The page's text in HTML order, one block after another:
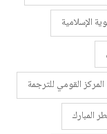
الإسلامية
المركز القومي للترجمة
المبارك